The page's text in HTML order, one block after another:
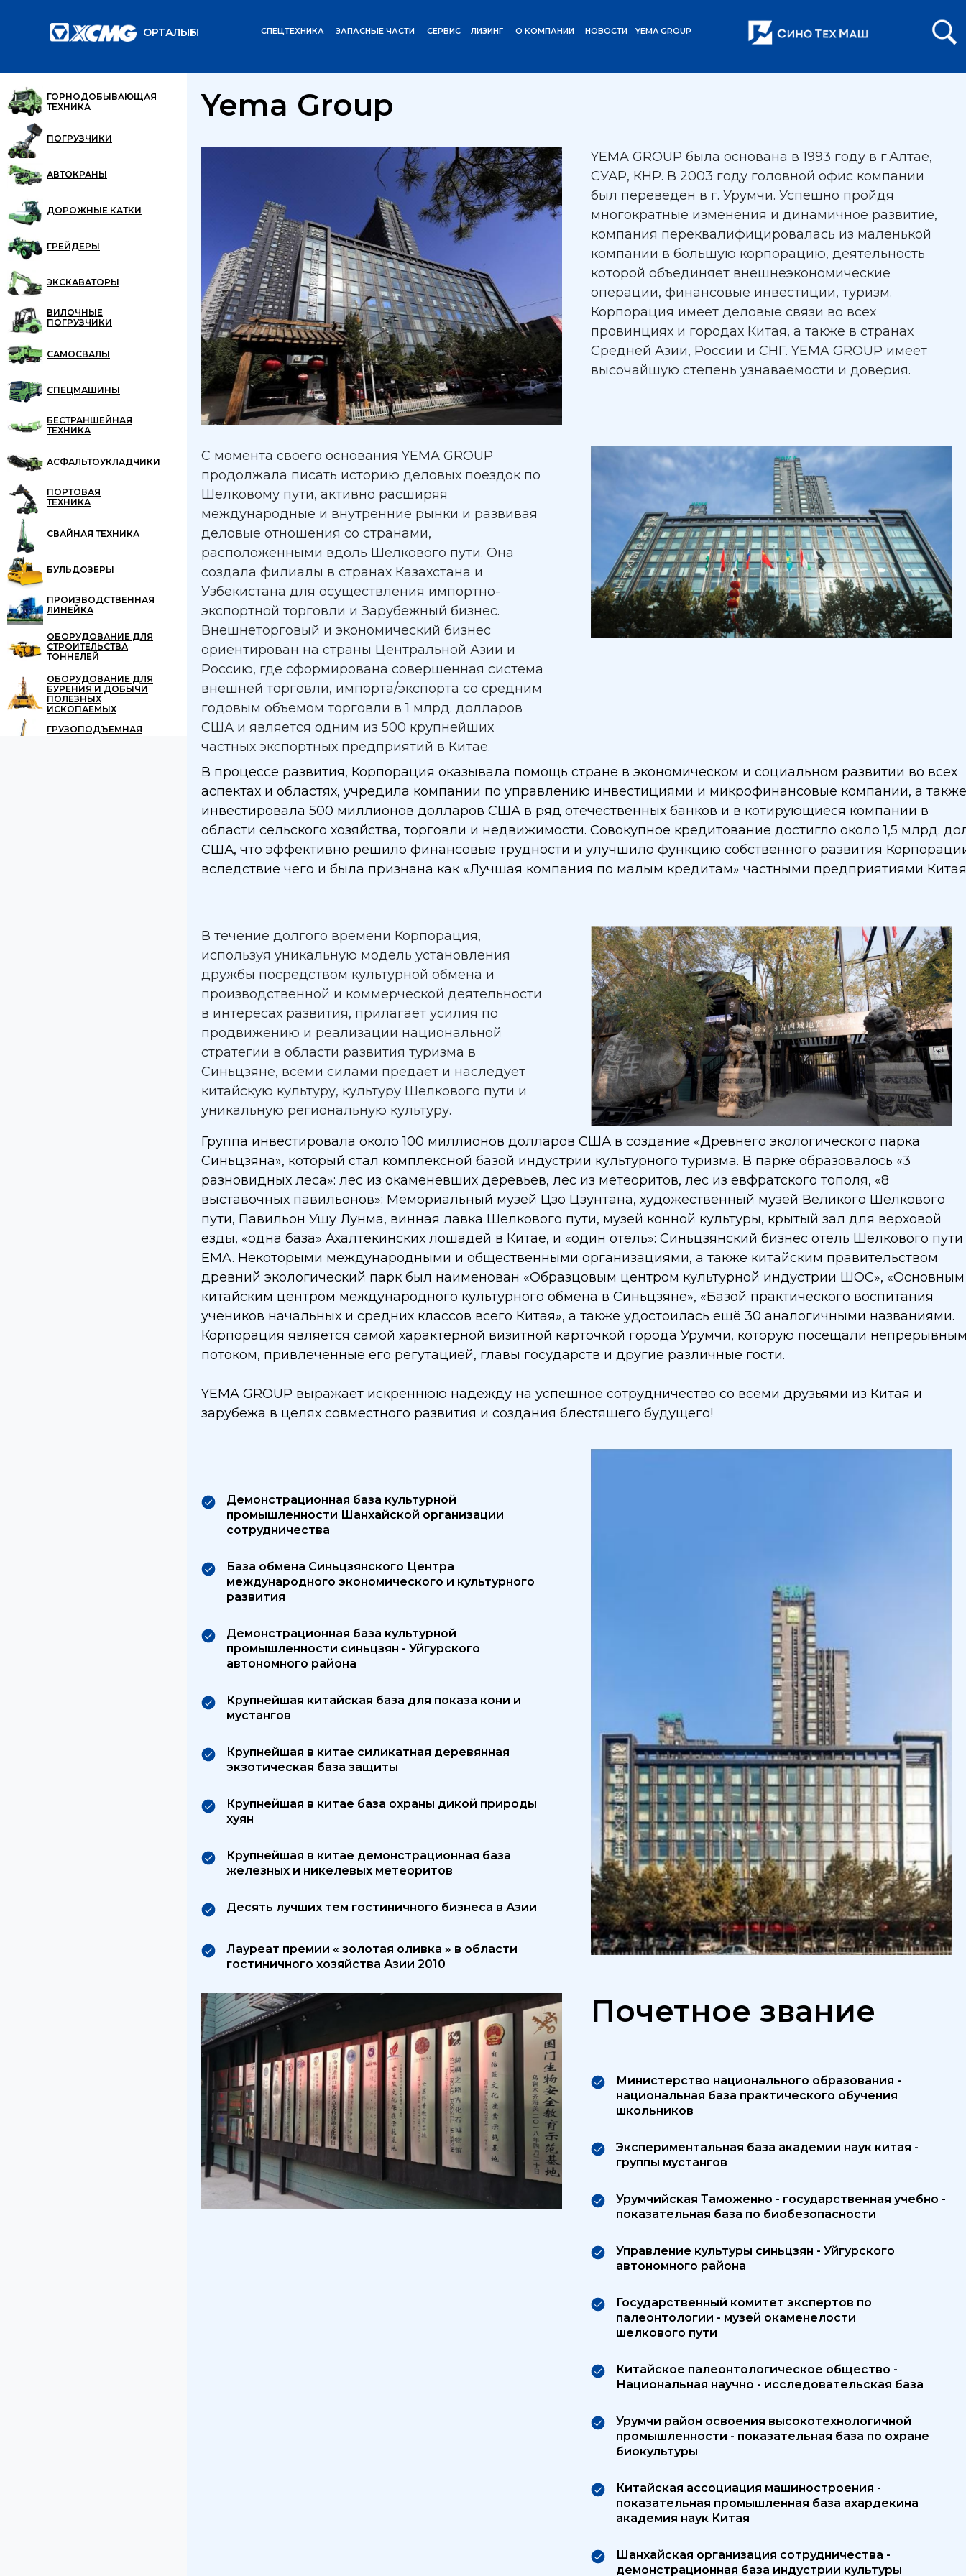
ОРТАЛЫҒЫ СПЕЦТЕХНИКА ЗАПАСНЫЕ ЧАСТИ СЕРВИС ЛИЗИНГ О КОМПАНИИ НОВОСТИ YEMA GROUP
ГОРНОДОБЫВАЮЩАЯ
ТЕХНИКА
ПОГРУЗЧИКИ
АВТОКРАНЫ
ДОРОЖНЫЕ КАТКИ
ГРЕЙДЕРЫ
ЭКСКАВАТОРЫ
БУЛЬДОЗЕРЫ
ВИЛОЧНЫЕ
ПОГРУЗЧИКИ
САМОСВАЛЫ
СПЕЦМАШИНЫ
БЕСТРАНШЕЙНАЯ
ТЕХНИКА
ПРОИЗВОДСТВЕННАЯ
ЛИНЕЙКА
АСФАЛЬТОУКЛАДЧИКИ
ОБОРУДОВАНИЕ ДЛЯ
СТРОИТЕЛЬСТВА
ТОННЕЛЕЙ
ОБОРУДОВАНИЕ ДЛЯ
БУРЕНИЯ И ДОБЫЧИ
ПОЛЕЗНЫХ
ИСКОПАЕМЫХ
СВАЙНАЯ ТЕХНИКА
ГРУЗОПОДЪЕМНАЯ
ПОРТОВАЯ
ТЕХНИКА
Yema Group
YEMA GROUP была основана в 1993 году в г.Алтае,
СУАР, КНР. В 2003 году головной офис компании
был переведен в г. Урумчи. Успешно пройдя
многократные изменения и динамичное развитие,
компания переквалифицировалась из маленькой
компании в большую корпорацию, деятельность
которой объединяет внешнеэкономические
операции, финансовые инвестиции, туризм.
Корпорация имеет деловые связи во всех
провинциях и городах Китая, а также в странах
Средней Азии, России и СНГ. YEMA GROUP имеет
высочайшую степень узнаваемости и доверия.
С момента своего основания YEMA GROUP
продолжала писать историю деловых поездок по
Шелковому пути, активно расширяя
международные и внутренние рынки и развивая
деловые отношения со странами,
расположенными вдоль Шелкового пути. Она
создала филиалы в странах Казахстана и
Узбекистана для осуществления импортно-
экспортной торговли и Зарубежный бизнес.
Внешнеторговый и экономический бизнес
ориентирован на страны Центральной Азии и
Россию, где сформирована совершенная система
внешней торговли, импорта/экспорта со средним
годовым объемом торговли в 1 млрд. долларов
США и является одним из 500 крупнейших
частных экспортных предприятий в Китае.
В процессе развития, Корпорация оказывала помощь стране в экономическом и социальном развитии во всех
аспектах и областях, учредила компании по управлению инвестициями и микрофинансовые компании, а также
инвестировала 500 миллионов долларов США в ряд отечественных банков и в котирующиеся компании в
области сельского хозяйства, торговли и недвижимости. Совокупное кредитование достигло около 1,5 млрд.
США, что эффективно решило финансовые трудности и улучшило функцию собственного развития
вследствие чего и была признана как «Лучшая компания по малым кредитам» частными предприятиями
В течение долгого времени Корпорация,
используя уникальную модель установления
дружбы посредством культурной обмена и
производственной и коммерческой деятельности
в интересах развития, прилагает усилия по
продвижению и реализации национальной
стратегии в области развития туризма в
Синьцзяне, всеми силами предает и наследует
китайскую культуру, культуру Шелкового пути и
уникальную региональную культуру.
Группа инвестировала около 100 миллионов долларов США в создание «Древнего экологического парка
Синьцзяна», который стал комплексной базой индустрии культурного туризма. В парке образовалось «3
разновидных леса»: лес из окаменевших деревьев, лес из метеоритов, лес из евфратского тополя, «8
выставочных павильонов»: Мемориальный музей Цзо Цзунтана, художественный музей Великого Шелкового
пути, Павильон Ушу Лунма, винная лавка Шелкового пути, музей конной культуры, крытый зал для верховой
езды, «одна база» Ахалтекинских лошадей в Китае, и «один отель»: Синьцзянский бизнес отель Шелкового пути
ЕМA. Некоторыми международными и общественными организациями, а также китайским правительством
древний экологический парк был наименован «Образцовым центром культурной индустрии ШОС», «Основным
китайским центром международного культурного обмена в Синьцзяне», «Базой практического воспитания
учеников начальных и средних классов всего Китая», а также удостоилась ещё 30 аналогичными названиями.
Корпорация является самой характерной визитной карточкой города Урумчи, которую посещали
потоком, привлеченные его регутацией, главы государств и другие различные гости.
YEMA GROUP выражает искреннюю надежду на успешное сотрудничество со всеми друзьями из Китая и
зарубежа в целях совместного развития и создания блестящего будущего!
Демонстрационная база культурной
промышленности Шанхайской организации
сотрудничества
База обмена Синьцзянского Центра
международного экономического и культурного
развития
Демонстрационная база культурной
промышленности синьцзян - Уйгурского
автономного района
Крупнейшая китайская база для показа кони и
мустангов
Крупнейшая в китае силикатная деревянная
экзотическая база защиты
Крупнейшая в китае база охраны дикой природы
хуян
Крупнейшая в китае демонстрационная база
железных и никелевых метеоритов
Десять лучших тем гостиничного бизнеса в Азии
Лауреат премии « золотая оливка » в области
гостиничного хозяйства Азии 2010
Почетное звание
Министерство национального образования -
национальная база практического обучения
школьников
Экспериментальная база академии наук китая -
группы мустангов
Урумчийская Таможенно - государственная учебно -
показательная база по биобезопасности
Управление культуры синьцзян - Уйгурского
автономного района
Государственный комитет экспертов по
палеонтологии - музей окаменелости
шелкового пути
Китайское палеонтологическое общество -
Национальная научно - исследовательская база
Урумчи район освоения высокотехнологичной
промышленности - показательная база по охране
биокультуры
Китайская ассоциация машиностроения -
показательная промышленная база ахардекина
академия наук Китая
Шанхайская организация сотрудничества -
демонстрационная база индустрии культуры